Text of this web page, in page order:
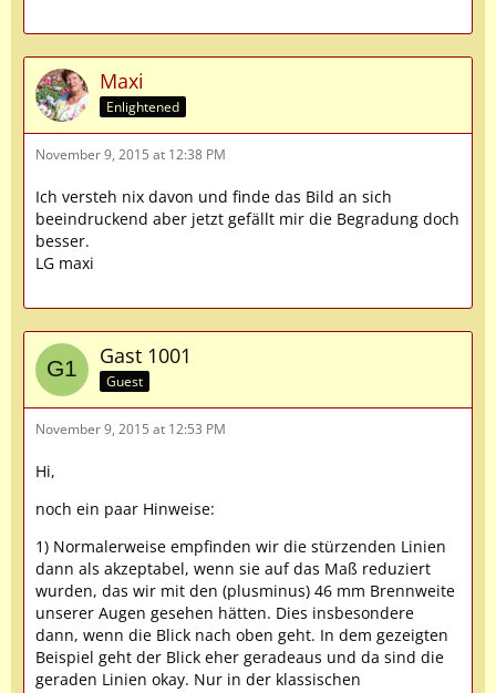
Maxi
Enlightened
November 9, 2015 at 12:38 PM
Ich versteh nix davon und finde das Bild an sich
beeindruckend aber jetzt gefällt mir die Begradung doch
besser.
LG maxi
Gast 1001
Guest
November 9, 2015 at 12:53 PM
Hi,
noch ein paar Hinweise:
1) Normalerweise empfinden wir die stürzenden Linien
dann als akzeptabel, wenn sie auf das Maß reduziert
wurden, das wir mit den (plusminus) 46 mm Brennweite
unserer Augen gesehen hätten. Dies insbesondere
dann, wenn die Blick nach oben geht. In dem gezeigten
Beispiel geht der Blick eher geradeaus und da sind die
geraden Linien okay. Nur in der klassischen